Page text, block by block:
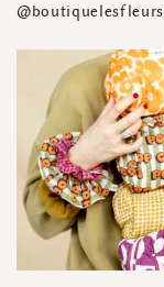
@boutiquelesfleurs